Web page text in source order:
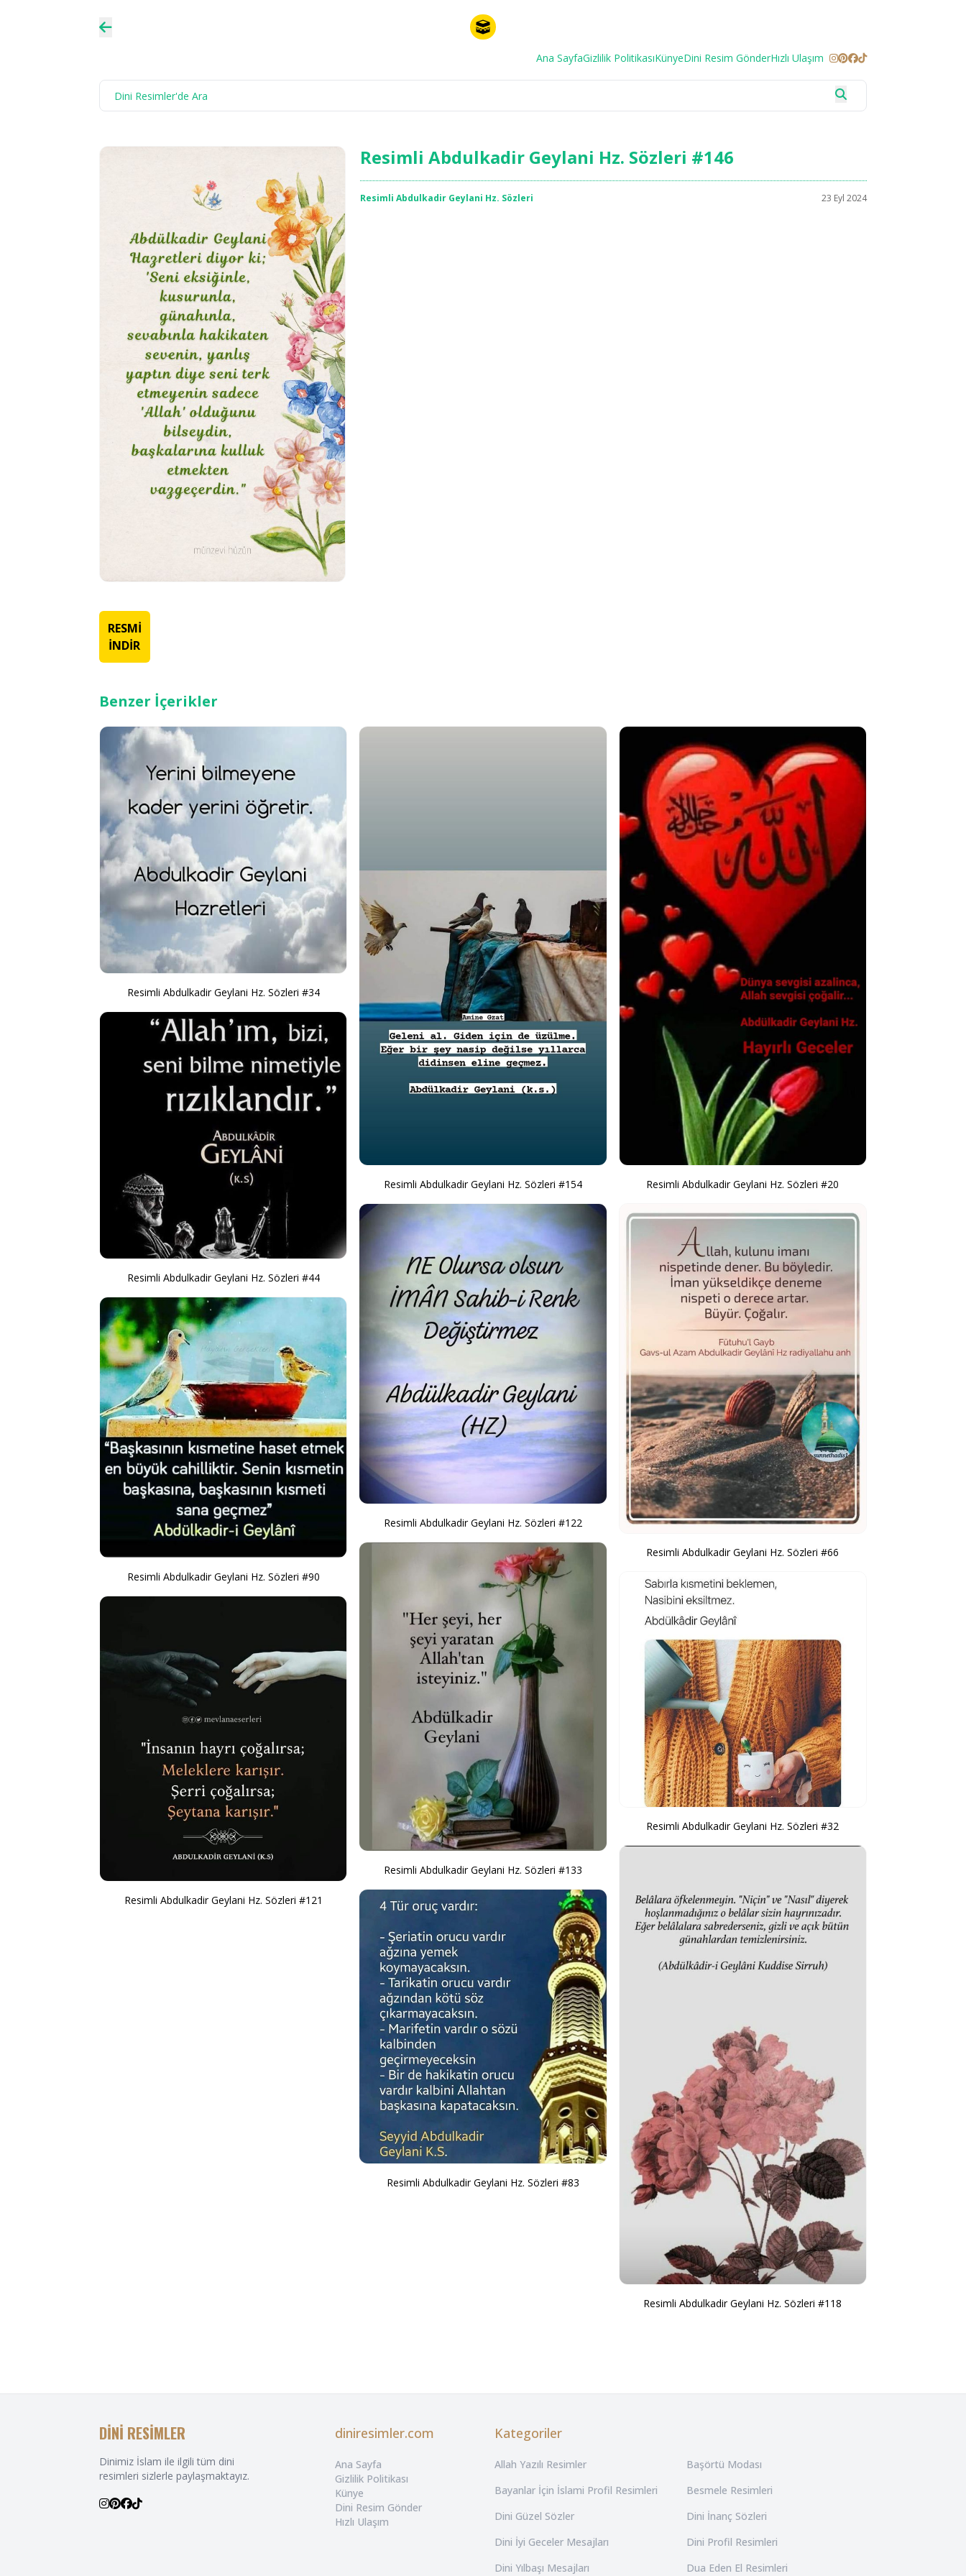
Ana SayfaGizlilik PolitikasıKünyeDini Resim GönderHızlı Ulaşım
Resimli Abdulkadir Geylani Hz. Sözleri #146
Resimli Abdulkadir Geylani Hz. Sözleri 23 Eyl 2024
RESMİ
İNDİR
Benzer İçerikler
Resimli Abdulkadir Geylani Hz. Sözleri #34
Resimli Abdulkadir Geylani Hz. Sözleri #44
Resimli Abdulkadir Geylani Hz. Sözleri #90
Resimli Abdulkadir Geylani Hz. Sözleri #121
Resimli Abdulkadir Geylani Hz. Sözleri #154
Resimli Abdulkadir Geylani Hz. Sözleri #122
Resimli Abdulkadir Geylani Hz. Sözleri #133
Resimli Abdulkadir Geylani Hz. Sözleri #83
Resimli Abdulkadir Geylani Hz. Sözleri #20
Resimli Abdulkadir Geylani Hz. Sözleri #66
Resimli Abdulkadir Geylani Hz. Sözleri #32
Resimli Abdulkadir Geylani Hz. Sözleri #118
DİNİ RESİMLER
Dinimiz İslam ile ilgili tüm dini
resimleri sizlerle paylaşmaktayız.
diniresimler.com
Ana Sayfa
Gizlilik Politikası
Künye
Dini Resim Gönder
Hızlı Ulaşım
Kategoriler
Allah Yazılı Resimler
Başörtü Modası
Bayanlar İçin İslami Profil Resimleri
Besmele Resimleri
Dini Güzel Sözler
Dini İnanç Sözleri
Dini İyi Geceler Mesajları
Dini Profil Resimleri
Dini Yılbaşı Mesajları
Dua Eden El Resimleri